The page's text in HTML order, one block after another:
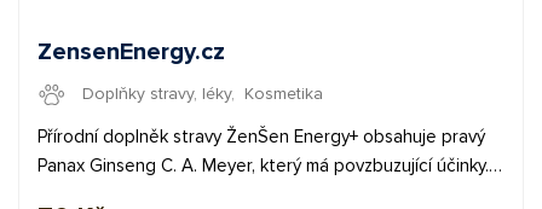
ZensenEnergy.cz
Doplňky stravy, léky, Kosmetika
Přírodní doplněk stravy ŽenŠen Energy+ obsahuje pravý
Panax Ginseng C. A. Meyer, který má povzbuzující účinky.